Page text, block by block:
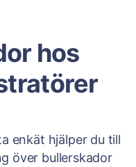
hos
enkät hjälper du till
över bullerskador